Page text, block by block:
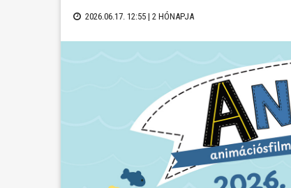
2026.06.17. 12:55 | 2 HÓNAPJA